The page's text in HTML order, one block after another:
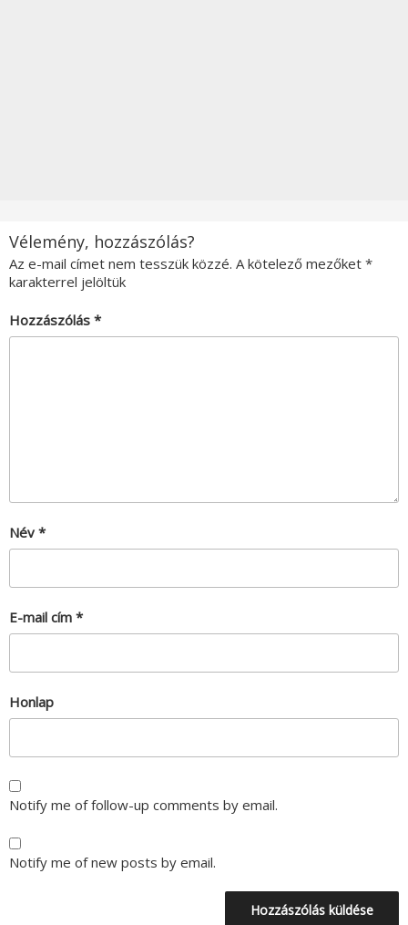
Vélemény, hozzászólás?
Az e-mail címet nem tesszük közzé. A kötelező mezőket *
karakterrel jelöltük
Hozzászólás *
Név *
E-mail cím *
Honlap
Notify me of follow-up comments by email.
Notify me of new posts by email.